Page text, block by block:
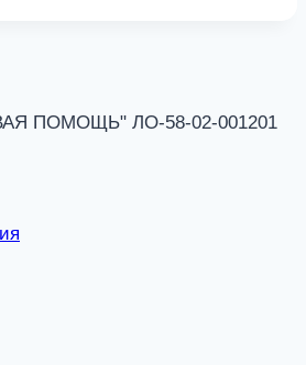
ПОМОЩЬ" ЛО-58-02-001201